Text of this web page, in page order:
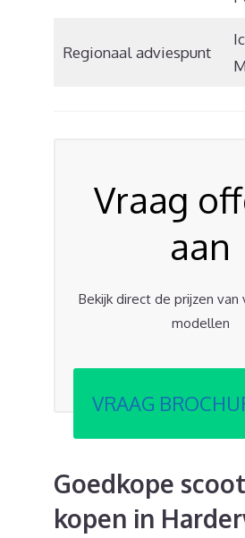
Regionaal adviespunt
Vraag
aan
Bekijk direct de prijzen van
modellen
VRAAG
Goedkope
kopen in